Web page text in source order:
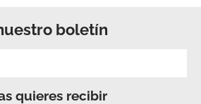
boletín
quieres recibir